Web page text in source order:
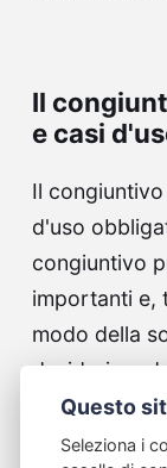
Il
e casi
Il
d'uso
congiuntivo
importanti e,
modo della
desiderio e
quasi
Questo
Seleziona i